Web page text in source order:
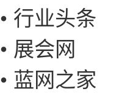
• 行业头条
• 展会网
• 蓝网之家